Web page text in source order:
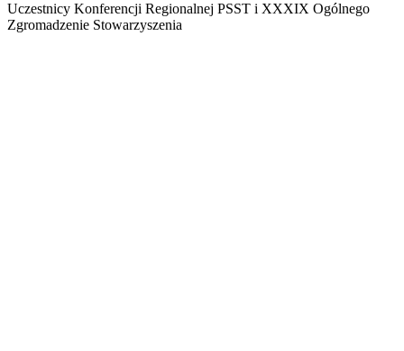
Uczestnicy Konferencji Regionalnej PSST i XXXIX Ogólnego
Zgromadzenie Stowarzyszenia